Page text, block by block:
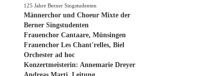
125 Jahre Berner Singstudenten
Männerchor und Choeur Mixte der
Berner Singstudenten
Frauenchor Cantaare, Münsingen
Frauenchor Les Chant'relles, Biel
Orchester ad hoc
Konzertmeisterin: Annemarie Dreyer